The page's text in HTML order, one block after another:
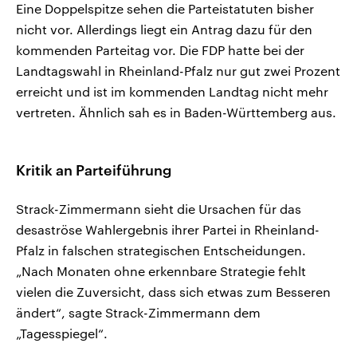
Eine Doppelspitze sehen die Parteistatuten bisher
nicht vor. Allerdings liegt ein Antrag dazu für den
kommenden Parteitag vor. Die FDP hatte bei der
Landtagswahl in Rheinland-Pfalz nur gut zwei Prozent
erreicht und ist im kommenden Landtag nicht mehr
vertreten. Ähnlich sah es in Baden-Württemberg aus.
Kritik an Parteiführung
Strack-Zimmermann sieht die Ursachen für das
desaströse Wahlergebnis ihrer Partei in Rheinland-
Pfalz in falschen strategischen Entscheidungen.
„Nach Monaten ohne erkennbare Strategie fehlt
vielen die Zuversicht, dass sich etwas zum Besseren
ändert“, sagte Strack-Zimmermann dem
„Tagesspiegel“.